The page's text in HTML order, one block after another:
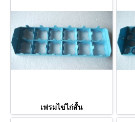
เฟรมไข่ไก่สั้น